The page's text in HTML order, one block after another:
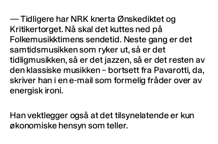
— Tidligere har NRK knerta Ønskediktet og
Kritikertorget. Nå skal det kuttes ned på
Folkemusikktimens sendetid. Neste gang er det
samtidsmusikken som ryker ut, så er det
tidligmusikken, så er det jazzen, så er det resten av
den klassiske musikken – bortsett fra Pavarotti, da,
skriver han i en e-mail som formelig fråder over av
energisk ironi.
Han vektlegger også at det tilsynelatende er kun
økonomiske hensyn som teller.